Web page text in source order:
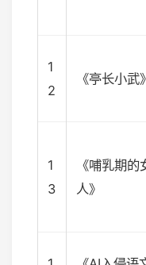
1
2
《亭长小武》
1
3
《哺乳期的
人》